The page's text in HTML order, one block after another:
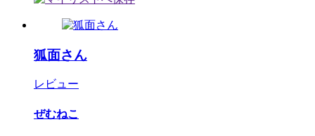
狐面さん
レビュー
ぜむねこ